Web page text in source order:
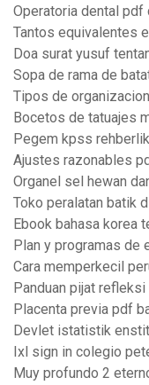
Operatoria dental pdf
Tantos equivalentes
Doa surat yusuf
Sopa de rama de
Tipos de
Bocetos de tatuajes
Pegem kpss
Ajustes razonables
Organel sel hewan
Toko peralatan batik
Ebook bahasa korea
Plan y programas
Cara memperkecil
Panduan pijat
Placenta previa pdf
Devlet istatistik
Ixl sign in colegio
Muy profundo 2